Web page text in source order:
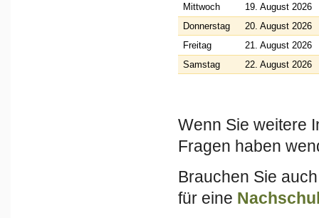
Mittwoch
19. August 2026
Donnerstag
20. August 2026
Freitag
21. August 2026
Samstag
22. August 2026
Wenn Sie weitere
Fragen haben
Brauchen Sie
für eine